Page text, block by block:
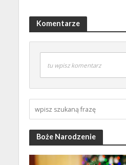
Komentarze
tu wpisz komentarz
Boże Narodzenie